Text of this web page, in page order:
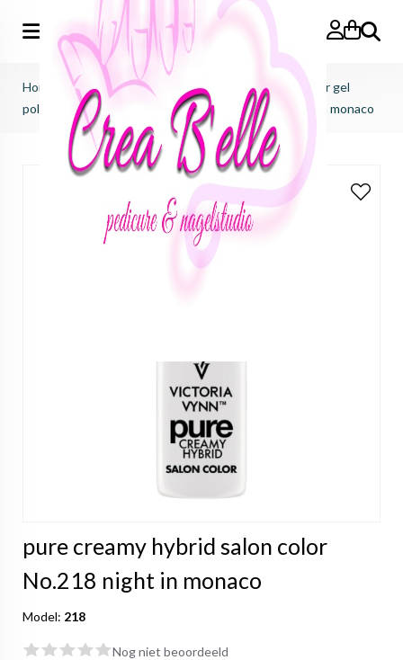
Zoeken
Home Victoria Vynn>
Pure creamy hybrid salon color gel
polish
pure creamy hybrid salon color No.218 night in monaco
pure creamy hybrid salon color
No.218 night in monaco
Model: 218
Nog niet beoordeeld